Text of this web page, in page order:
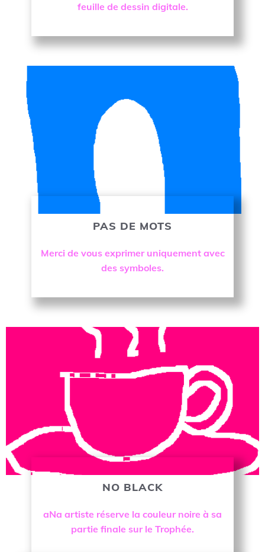
feuille de dessin digitale.
PAS DE MOTS
Merci de vous exprimer uniquement avec
des symboles.
NO BLACK
aNa artiste réserve la couleur noire à sa
partie finale sur le Trophée.